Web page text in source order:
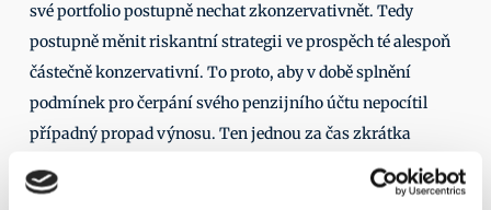
své portfolio postupně nechat zkonzervativnět. Tedy
postupně měnit riskantní strategii ve prospěch té alespoň
částečně konzervativní. To proto, aby v době splnění
podmínek pro čerpání svého penzijního účtu nepocítil
případný propad výnosu. Ten jednou za čas zkrátka